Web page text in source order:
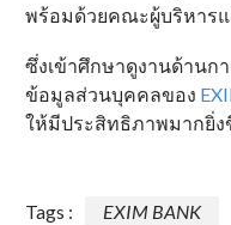
พร้อมด้วยคณะผู้บริหารแ
ซึ่งเข้าศึกษาดูงานด้านก
ข้อมูลส่วนบุคคลของ
ให้มีประสิทธิภาพมากยิ่ง
Tags : EXIM BANK